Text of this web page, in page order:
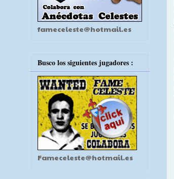
fameceleste@hotmail.es
Busco los siguientes jugadores :
Fameceleste@hotmail.es